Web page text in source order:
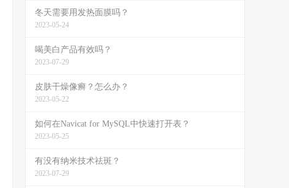
冬天需要用发热面膜吗？
2023-05-24
喝美白产品有效吗？
2023-07-29
皮肤干燥像癣？怎么办？
2023-05-22
如何在Navicat for MySQL中快速打开表？
2023-05-25
有没有纳米技术祛斑？
2023-07-29